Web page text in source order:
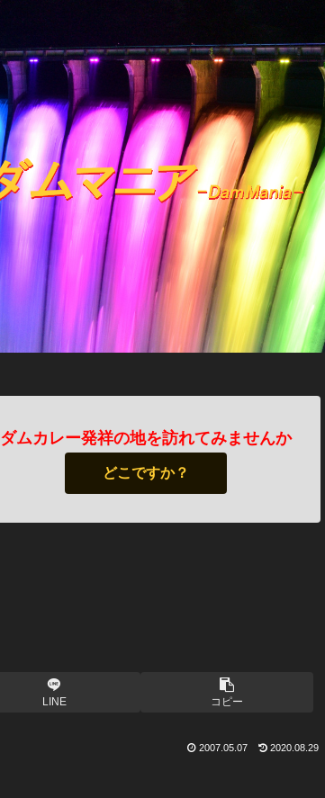
ダムカレー発祥の地を訪れてみませんか
どこですか？
LINE コピー
2007.05.07 2020.08.29